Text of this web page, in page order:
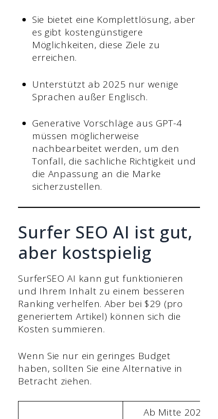
Sie bietet eine Komplettlösung, aber
es gibt kostengünstigere
Möglichkeiten, diese Ziele zu
erreichen.
Unterstützt ab 2025 nur wenige
Sprachen außer Englisch.
Generative Vorschläge aus GPT-4
müssen möglicherweise
nachbearbeitet werden, um den
Tonfall, die sachliche Richtigkeit und
die Anpassung an die Marke
sicherzustellen.
Surfer SEO AI ist gut,
aber kostspielig
SurferSEO AI kann gut funktionieren
und Ihrem Inhalt zu einem besseren
Ranking verhelfen. Aber bei $29 (pro
generiertem Artikel) können sich die
Kosten summieren.
Wenn Sie nur ein geringes Budget
haben, sollten Sie eine Alternative in
Betracht ziehen.
Ab Mitte 2025